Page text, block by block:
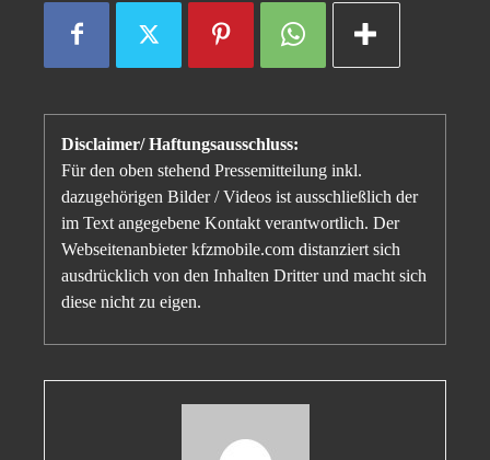
Disclaimer/ Haftungsausschluss:
Für den oben stehend Pressemitteilung inkl.
dazugehörigen Bilder / Videos ist ausschließlich der
im Text angegebene Kontakt verantwortlich. Der
Webseitenanbieter kfzmobile.com distanziert sich
ausdrücklich von den Inhalten Dritter und macht sich
diese nicht zu eigen.